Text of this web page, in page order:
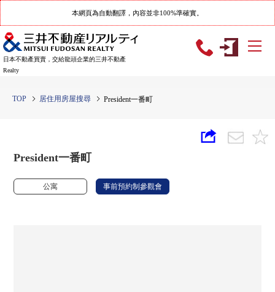
本網頁為自動翻譯，內容並非100%準確實。
日本不動產買賣，交給龍頭企業的三井不動產
Realty
TOP 居住用房屋搜尋 President一番町
President一番町
公寓 事前預約制參觀會